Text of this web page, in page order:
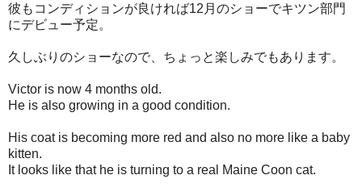
彼もコンディションが良ければ12月のショーでキツン部門
にデビュー予定。
久しぶりのショーなので、ちょっと楽しみでもあります。
Victor is now 4 months old.
He is also growing in a good condition.
His coat is becoming more red and also no more like a baby
kitten.
It looks like that he is turning to a real Maine Coon cat.